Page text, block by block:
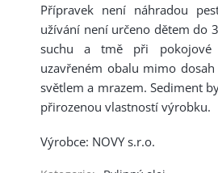
Přípravek není náhradou
užívání není určeno dětem do
suchu a tmě při
uzavřeném obalu mimo
světlem a mrazem. Sediment
přirozenou vlastností výrobku.
Výrobce: NOVY s.r.o.